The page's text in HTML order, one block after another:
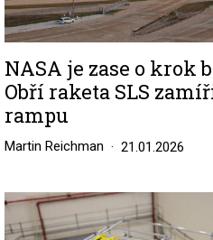
NASA je zase o krok
Obří raketa SLS
rampu
Martin Reichman 21.01.2026
Image